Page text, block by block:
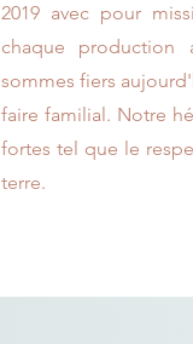
2019 avec pour
chaque production
sommes fiers
faire familial. Notre
fortes tel que le
terre.